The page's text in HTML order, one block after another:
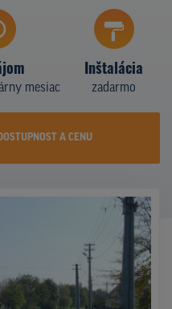
mesiac
Inštalácia
zadarmo
A CENU